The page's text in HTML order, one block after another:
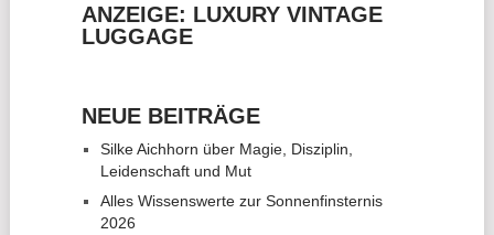
ANZEIGE: LUXURY VINTAGE
LUGGAGE
NEUE BEITRÄGE
Silke Aichhorn über Magie, Disziplin,
Leidenschaft und Mut
Alles Wissenswerte zur Sonnenfinsternis
2026